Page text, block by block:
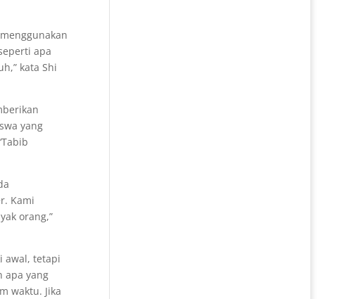
apa
kata Shi
yang
Kami
orang,”
awal, tetapi
apa yang
waktu. Jika